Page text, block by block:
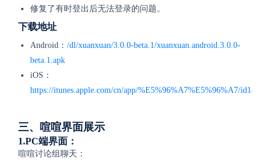
修复了有时登出后无法登录的问题。
下载地址
Android： /dl/xuanxuan/3.0.0-beta.1/xuanxuan.android.3.0.0-
beta.1.apk
iOS：
https://itunes.apple.com/cn/app/%E5%96%A7%E5%96%A7/
三、喧喧界面展示
1.PC端界面：
喧喧讨论组聊天：